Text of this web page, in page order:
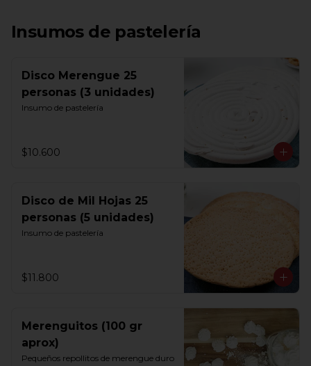
Insumos de pastelería
Disco Merengue 25
personas (3 unidades)
Insumo de pastelería
$10.600
Disco de Mil Hojas 25
personas (5 unidades)
Insumo de pastelería
$11.800
Merenguitos (100 gr
aprox)
Pequeños repollitos de merengue duro